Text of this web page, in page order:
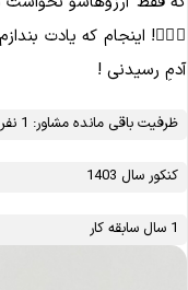
🧗🏻‍♀️! اینجام که یادت
آدمِ رسیدنی !
ظرفیت باقی مانده مشاور: 1 نفر
کنکور سال 1403
1 سال سابقه کار